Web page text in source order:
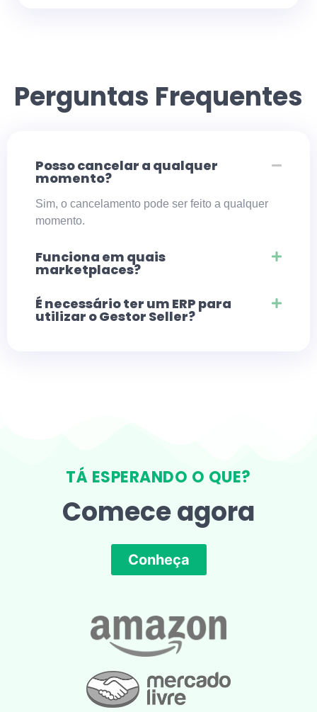
Perguntas Frequentes
Posso cancelar a qualquer
momento?
Sim, o cancelamento pode ser feito a qualquer
momento.
Funciona em quais
marketplaces?
É necessário ter um ERP para
utilizar o Gestor Seller?
TÁ ESPERANDO O QUE?
Comece agora
Conheça